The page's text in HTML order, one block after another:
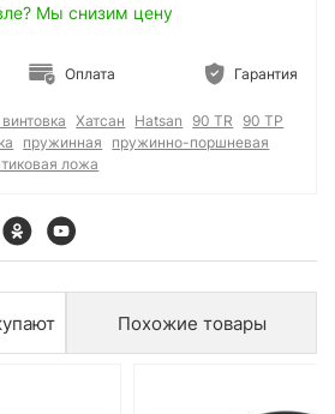
Мы снизим цену
Оплата Гарантия
Хатсан Hatsan 90 TR
90 ТР
пружинная
пружинно-поршневая
ложа
Похожие товары